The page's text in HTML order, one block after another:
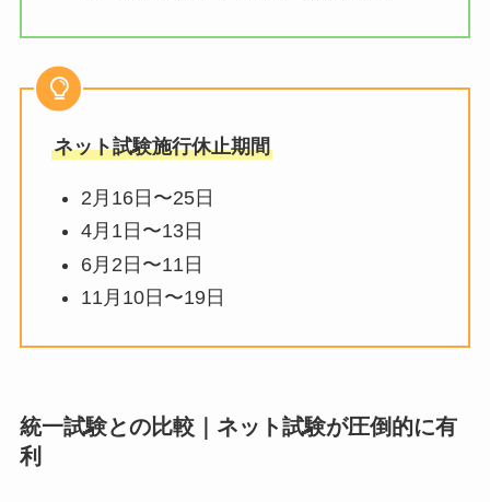
ネット試験施行休止期間
2月16日〜25日
4月1日〜13日
6月2日〜11日
11月10日〜19日
統一試験との比較｜ネット試験が圧倒的に有
利